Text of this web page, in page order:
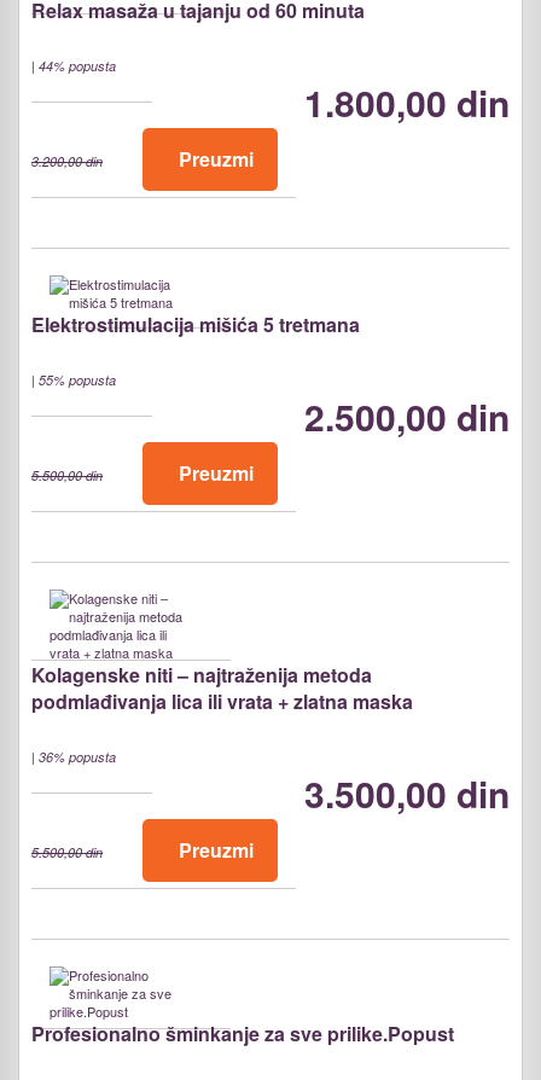
Relax masaža u tajanju od 60 minuta
| 44% popusta
1.800,00 din
3.200,00 din Preuzmi
Elektrostimulacija mišića 5 tretmana
| 55% popusta
2.500,00 din
5.500,00 din Preuzmi
Kolagenske niti – najtraženija metoda
podmlađivanja lica ili vrata + zlatna maska
| 36% popusta
3.500,00 din
5.500,00 din Preuzmi
Profesionalno šminkanje za sve prilike.Popust